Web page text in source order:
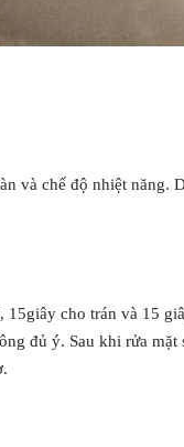
và chế độ nhiệt năng.
cho trán và 15
đủ ý. Sau khi rửa